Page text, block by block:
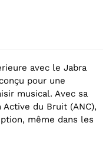
avec le Jabra
pour une
musical. Avec sa
du Bruit (ANC),
même dans les